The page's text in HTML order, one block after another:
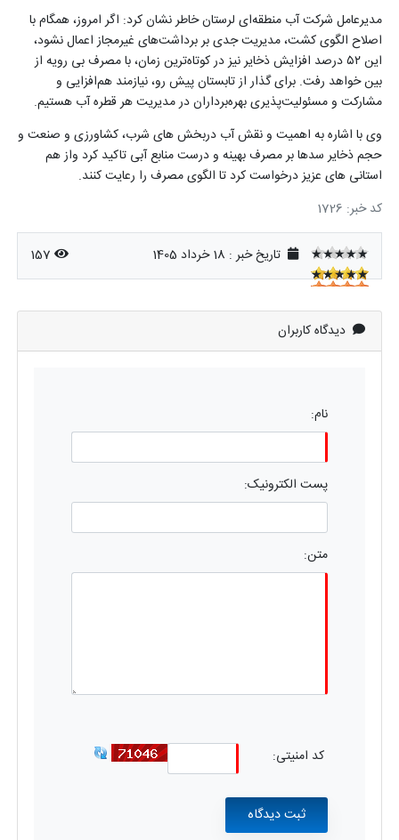
مدیرعامل شرکت آب منطقه‌ای لرستان خاطر نشان کرد: اگر امروز، همگام با
اصلاح الگوی کشت، مدیریت جدی بر برداشت‌های غیرمجاز اعمال نشود،
این۵۲درصد افزایش ذخایر نیز در کوتاه‌ترین زمان، با مصرف بی رویه از
بین خواهد رفت. برای گذار از تابستان پیش رو، نیازمند هم‌افزایی و
مشارکت و مسئولیت‌پذیری بهره‌برداران در مدیریت هر قطره آب هستیم.
وی با اشاره به اهمیت و نقش آب دربخش های شرب، کشاورزی و صنعت و
حجم ذخایر سدها بر مصرف بهینه و درست منابع آبی تاکید کرد واز هم
استانی های عزیز درخواست کرد تا الگوی مصرف را رعایت کنند.
کد خبر: 1726
★★★★★
★★★★★
★★★★★
تاریخ خبر : 18 خرداد 1405 157
دیدگاه کاربران
نام:
پست الکترونیک:
متن:
کد امنیتی: